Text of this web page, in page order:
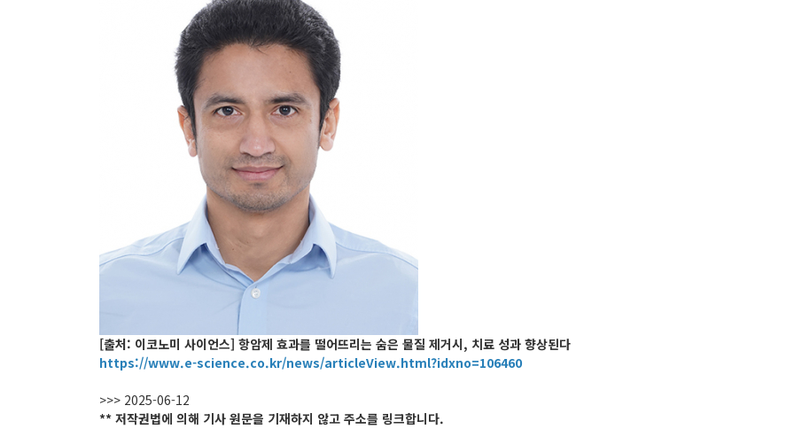
[출처: 이코노미 사이언스] 항암제 효과를 떨어뜨리는 숨은 물질 제거시, 치료 성과 향상된다
https://www.e-science.co.kr/news/articleView.html?idxno=106460
>>> 2025-06-12
** 저작권법에 의해 기사 원문을 기재하지 않고 주소를 링크합니다.